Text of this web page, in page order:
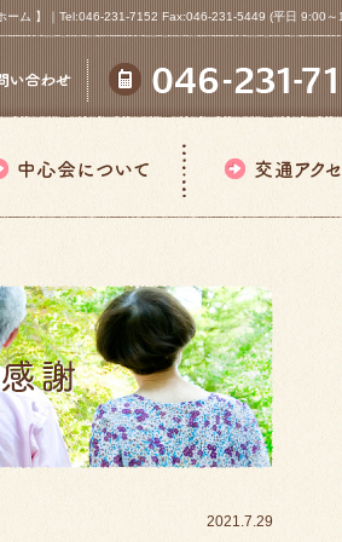
ーム 】｜Tel:046-231-7152 Fax:046-231-5449 (平日 9:00
2021.7.29